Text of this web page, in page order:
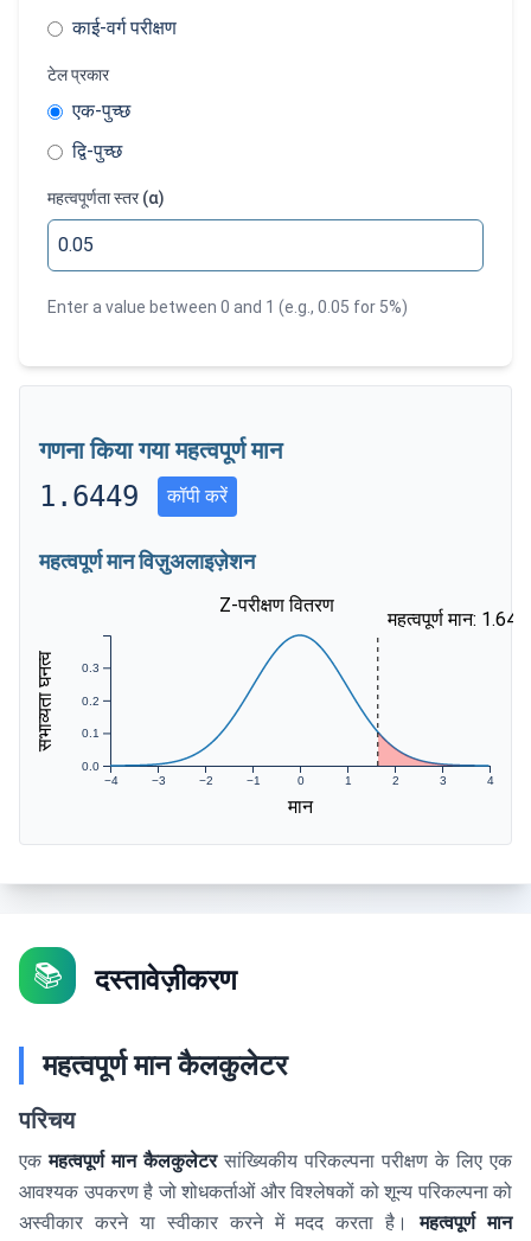
काई-वर्ग परीक्षण
टेल प्रकार
एक-पुच्छ
द्वि-पुच्छ
महत्वपूर्णता स्तर (α)
Enter a value between 0 and 1 (e.g., 0.05 for 5%)
गणना किया गया महत्वपूर्ण मान
1.6449 कॉपी करें
महत्वपूर्ण मान विज़ुअलाइज़ेशन
−4 −3 −2 −1 0 1 2 3 4
0.0
0.1
0.2
0.3
मान
संभाव्यता घनत्व
महत्वपूर्ण मान: 1.64
Z-परीक्षण वितरण
📚 दस्तावेज़ीकरण
महत्वपूर्ण मान कैलकुलेटर
परिचय
एकमहत्वपूर्ण मान कैलकुलेटरसांख्यिकीय परिकल्पना परीक्षण के लिए एक
आवश्यक उपकरण है जो शोधकर्ताओं और विश्लेषकों को शून्य परिकल्पना को
अस्वीकार करने या स्वीकार करने में मदद करता है।महत्वपूर्ण मान